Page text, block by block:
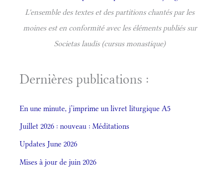
L'ensemble des textes et des partitions chantés par les
moines est en conformité avec les éléments publiés sur
Societas laudis (cursus monastique)
Dernières publications :
En une minute, j’imprime un livret liturgique A5
Juillet 2026 : nouveau : Méditations
Updates June 2026
Mises à jour de juin 2026